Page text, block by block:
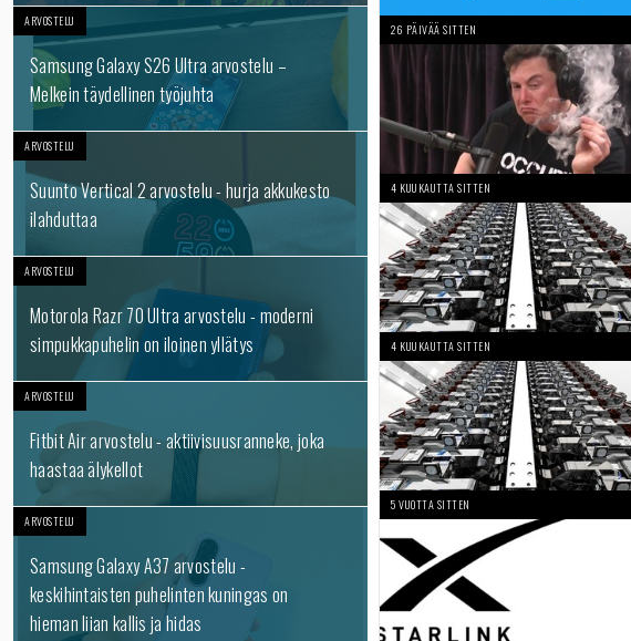
ARVOSTELU
Samsung Galaxy S26 Ultra arvostelu –
Melkein täydellinen työjuhta
ARVOSTELU
Suunto Vertical 2 arvostelu - hurja akkukesto
ilahduttaa
ARVOSTELU
Motorola Razr 70 Ultra arvostelu - moderni
simpukkapuhelin on iloinen yllätys
ARVOSTELU
Fitbit Air arvostelu - aktiivisuusranneke, joka
haastaa älykellot
ARVOSTELU
Samsung Galaxy A37 arvostelu -
keskihintaisten puhelinten kuningas on
hieman liian kallis ja hidas
26 PÄIVÄÄ SITTEN
4 KUUKAUTTA SITTEN
4 KUUKAUTTA SITTEN
5 VUOTTA SITTEN